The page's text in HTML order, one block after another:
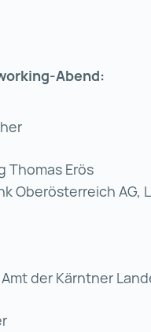
Abend:
Thomas Erös
Oberösterreich AG,
der Kärntner